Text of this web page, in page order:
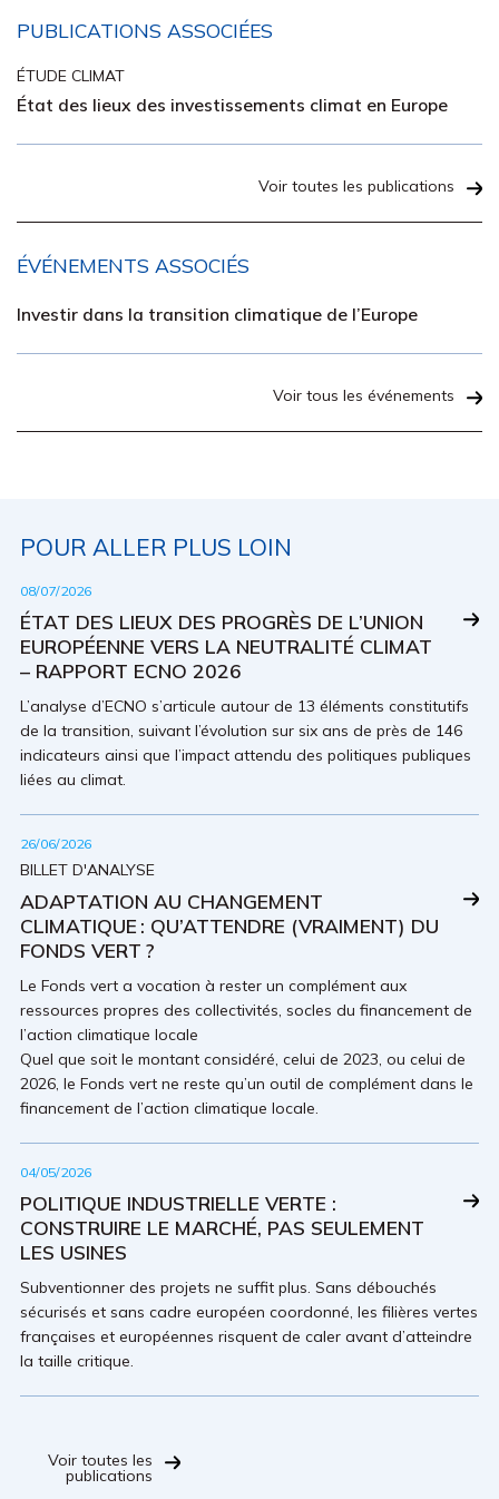
PUBLICATIONS ASSOCIÉES
ÉTUDE CLIMAT
État des lieux des investissements climat en Europe
Voir toutes les publications
ÉVÉNEMENTS ASSOCIÉS
Investir dans la transition climatique de l’Europe
Voir tous les événements
POUR ALLER PLUS LOIN
08/07/2026
ÉTAT DES LIEUX DES PROGRÈS DE L’UNION
EUROPÉENNE VERS LA NEUTRALITÉ CLIMAT
– RAPPORT ECNO 2026
L’analyse d’ECNO s’articule autour de 13 éléments constitutifs
de la transition, suivant l’évolution sur six ans de près de 146
indicateurs ainsi que l’impact attendu des politiques publiques
liées au climat.
26/06/2026
BILLET D'ANALYSE
ADAPTATION AU CHANGEMENT
CLIMATIQUE : QU’ATTENDRE (VRAIMENT) DU
FONDS VERT ?
Le Fonds vert a vocation à rester un complément aux
ressources propres des collectivités, socles du financement de
l’action climatique locale
Quel que soit le montant considéré, celui de 2023, ou celui de
2026, le Fonds vert ne reste qu’un outil de complément dans le
financement de l’action climatique locale.
04/05/2026
POLITIQUE INDUSTRIELLE VERTE :
CONSTRUIRE LE MARCHÉ, PAS SEULEMENT
LES USINES
Subventionner des projets ne suffit plus. Sans débouchés
sécurisés et sans cadre européen coordonné, les filières vertes
françaises et européennes risquent de caler avant d’atteindre
la taille critique.
Voir toutes les
publications